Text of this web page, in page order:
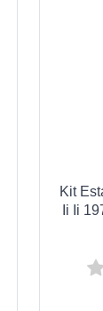
Kit
Ii Ii